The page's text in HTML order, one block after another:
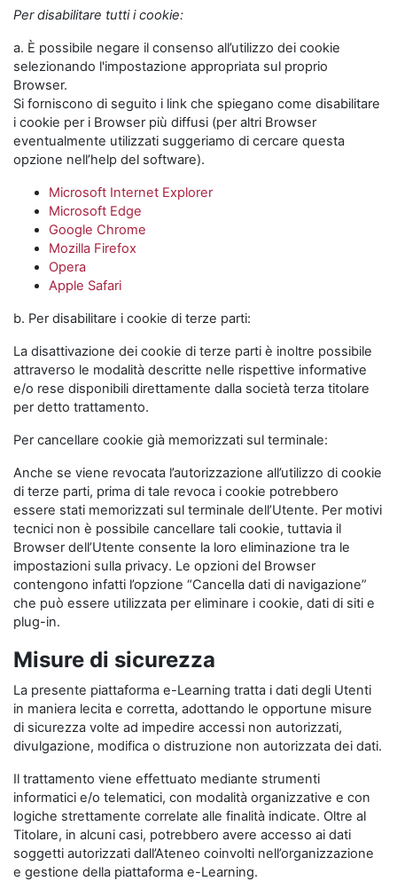
Per disabilitare tutti i cookie:
a. È possibile negare il consenso all’utilizzo dei cookie
selezionando l'impostazione appropriata sul proprio
Browser.
Si forniscono di seguito i link che spiegano come disabilitare
i cookie per i Browser più diffusi (per altri Browser
eventualmente utilizzati suggeriamo di cercare questa
opzione nell’help del software).
Microsoft Internet Explorer
Microsoft Edge
Google Chrome
Mozilla Firefox
Opera
Apple Safari
b. Per disabilitare i cookie di terze parti:
La disattivazione dei cookie di terze parti è inoltre possibile
attraverso le modalità descritte nelle rispettive informative
e/o rese disponibili direttamente dalla società terza titolare
per detto trattamento.
Per cancellare cookie già memorizzati sul terminale:
Anche se viene revocata l’autorizzazione all’utilizzo di cookie
di terze parti, prima di tale revoca i cookie potrebbero
essere stati memorizzati sul terminale dell’Utente. Per motivi
tecnici non è possibile cancellare tali cookie, tuttavia il
Browser dell’Utente consente la loro eliminazione tra le
impostazioni sulla privacy. Le opzioni del Browser
contengono infatti l’opzione “Cancella dati di navigazione”
che può essere utilizzata per eliminare i cookie, dati di siti e
plug-in.
Misure di sicurezza
La presente piattaforma e-Learning tratta i dati degli Utenti
in maniera lecita e corretta, adottando le opportune misure
di sicurezza volte ad impedire accessi non autorizzati,
divulgazione, modifica o distruzione non autorizzata dei dati.
Il trattamento viene effettuato mediante strumenti
informatici e/o telematici, con modalità organizzative e con
logiche strettamente correlate alle finalità indicate. Oltre al
Titolare, in alcuni casi, potrebbero avere accesso ai dati
soggetti autorizzati dall’Ateneo coinvolti nell’organizzazione
e gestione della piattaforma e-Learning.